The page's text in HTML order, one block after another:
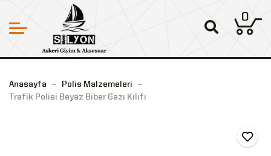
0
Anasayfa
Polis Malzemeleri
Trafik Polisi Beyaz Biber Gazı Kılıfı